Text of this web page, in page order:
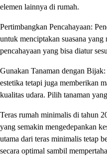
elemen lainnya di rumah.
Pertimbangkan Pencahayaan:
untuk menciptakan suasana
pencahayaan yang bisa diatur
Gunakan Tanaman dengan
estetika tetapi juga memberikan
kualitas udara. Pilih tanaman
Teras rumah minimalis di tahun
yang semakin mengedepankan
utama dari teras minimalis tetap
secara optimal sambil